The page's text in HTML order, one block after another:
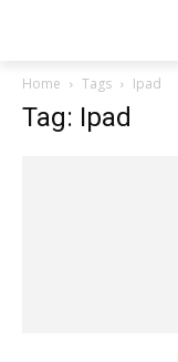
Home Tags Ipad
Tag: Ipad